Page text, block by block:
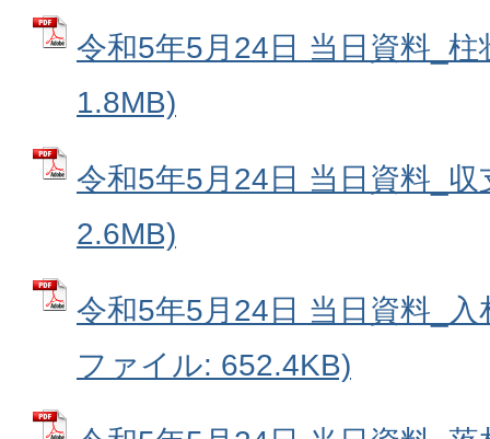
令和5年5月24日 当日資料_
1.8MB)
令和5年5月24日 当日資料_
2.6MB)
令和5年5月24日 当日資料_
ファイル: 652.4KB)